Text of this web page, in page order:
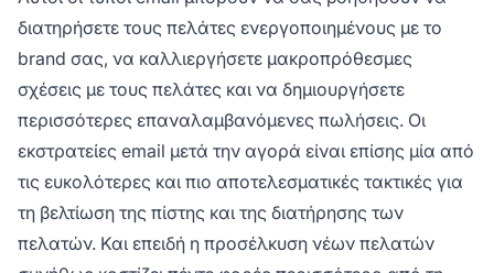
διατηρήσετε τους πελάτες ενεργοποιημένους με το
brand σας, να καλλιεργήσετε μακροπρόθεσμες
σχέσεις με τους πελάτες και να δημιουργήσετε
περισσότερες επαναλαμβανόμενες πωλήσεις. Οι
εκστρατείες email μετά την αγορά είναι επίσης μία από
τις ευκολότερες και πιο αποτελεσματικές τακτικές για
τη βελτίωση της πίστης και της διατήρησης των
πελατών. Και επειδή η προσέλκυση νέων πελατών